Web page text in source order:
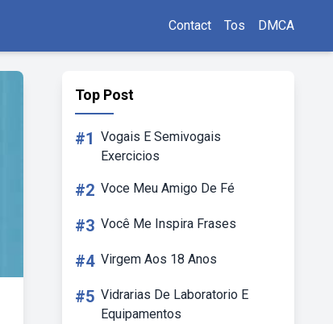
Contact Tos DMCA
Top Post
#1 Vogais E Semivogais
Exercicios
#2 Voce Meu Amigo De Fé
#3 Você Me Inspira Frases
#4 Virgem Aos 18 Anos
#5 Vidrarias De Laboratorio E
Equipamentos